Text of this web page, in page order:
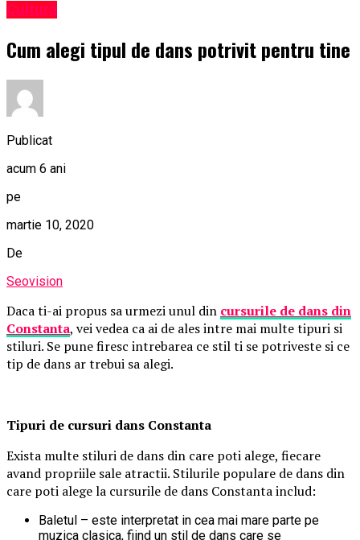
Cultură
Cum alegi tipul de dans potrivit pentru tine
Publicat
acum 6 ani
pe
martie 10, 2020
De
Seovision
Daca ti-ai propus sa urmezi unul din cursurile de dans din
Constanta, vei vedea ca ai de ales intre mai multe tipuri si
stiluri. Se pune firesc intrebarea ce stil ti se potriveste si ce
tip de dans ar trebui sa alegi.
Tipuri de cursuri dans Constanta
Exista multe stiluri de dans din care poti alege, fiecare
avand propriile sale atractii. Stilurile populare de dans din
care poti alege la cursurile de dans Constanta includ:
Baletul – este interpretat in cea mai mare parte pe
muzica clasica, fiind un stil de dans care se